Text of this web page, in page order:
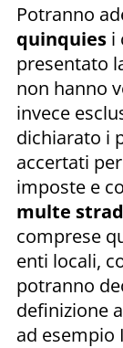
Potranno
quinquies i
presentato
non hanno
invece
dichiarato i
accertati
imposte e
multe
comprese
enti locali,
potranno
definizione
ad esempio